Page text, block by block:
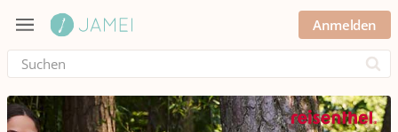
Anmelden